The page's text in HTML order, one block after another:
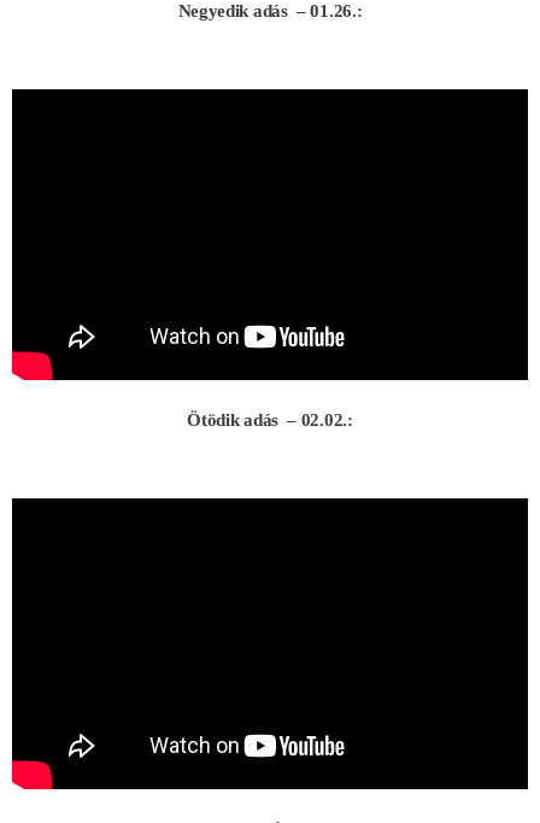
Negyedik adás – 01.26.:
Ötödik adás – 02.02.: